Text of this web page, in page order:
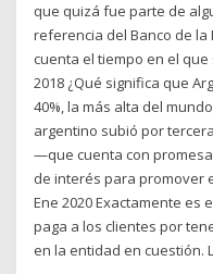
que quizá fue parte de
referencia del Banco de
cuenta el tiempo en el
2018 ¿Qué significa que
40%, la más alta del
argentino subió por
—que cuenta con
de interés para promover
Ene 2020 Exactamente es
paga a los clientes por
en la entidad en cuestión.